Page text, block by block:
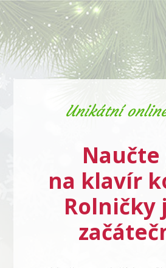
Unikátní
Naučte
na klavír
Rolničky